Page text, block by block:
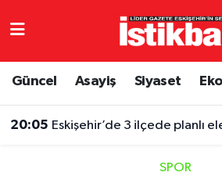
Güncel Asayiş Siyaset
20:05 Eskişehir’de 3 ilçede planlı elektrik
SPOR
Eskişehirspor
Eskişehir Nöbetçi Eczaneler